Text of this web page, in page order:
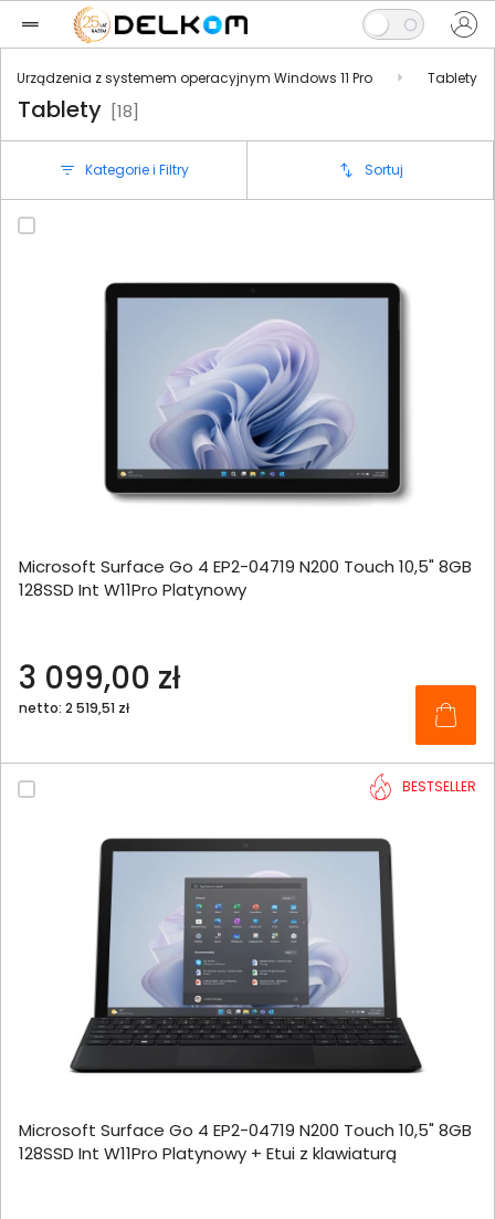
Urządzenia z systemem operacyjnym Windows 11 Pro Tablety
Tablety [18]
Kategorie i Filtry Sortuj
Microsoft Surface Go 4 EP2-04719 N200 Touch 10,5" 8GB
128SSD Int W11Pro Platynowy
3 099,00 zł
netto: 2 519,51 zł
BESTSELLER
Microsoft Surface Go 4 EP2-04719 N200 Touch 10,5" 8GB
128SSD Int W11Pro Platynowy + Etui z klawiaturą